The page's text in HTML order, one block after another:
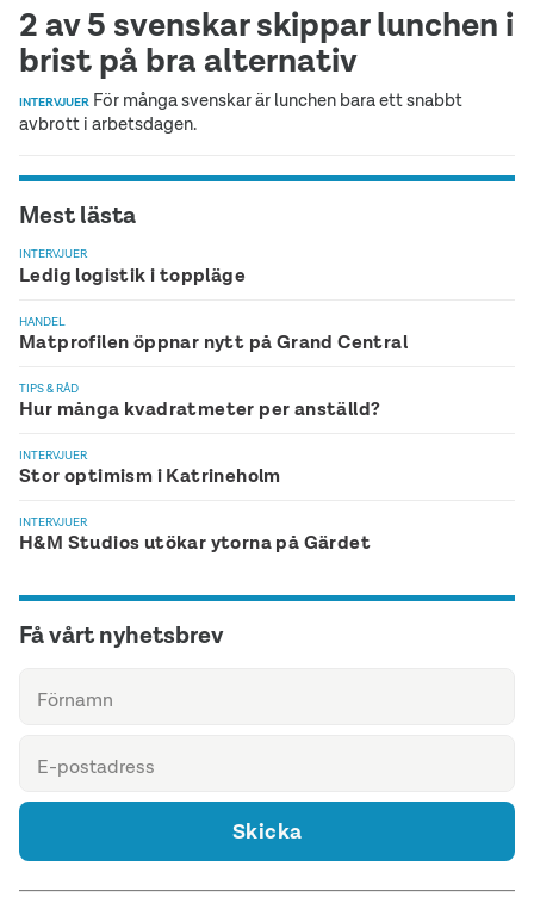
2 av 5 svenskar skippar lunchen i
brist på bra alternativ
INTERVJUER För många svenskar är lunchen bara ett snabbt
avbrott i arbetsdagen.
Mest lästa
INTERVJUER
Ledig logistik i toppläge
HANDEL
Matprofilen öppnar nytt på Grand Central
TIPS & RÅD
Hur många kvadratmeter per anställd?
INTERVJUER
Stor optimism i Katrineholm
INTERVJUER
H&M Studios utökar ytorna på Gärdet
Få vårt nyhetsbrev
Skicka